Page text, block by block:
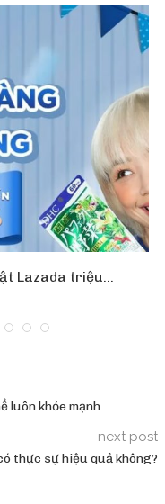
Lazada triệu...
luôn khỏe mạnh
next post
thực sự hiệu quả không?